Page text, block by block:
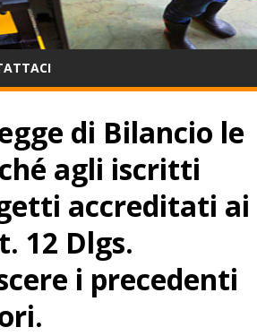
di Bilancio le
agli iscritti
accreditati ai
12 Dlgs.
i precedenti